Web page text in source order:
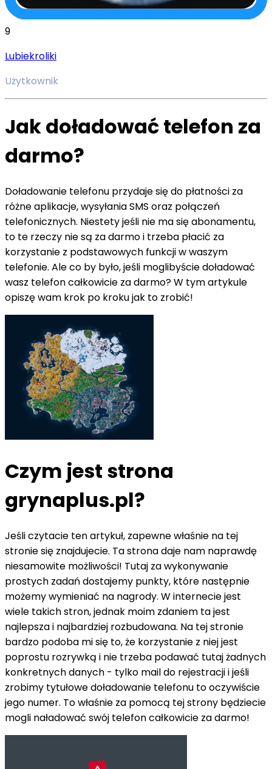
9
Lubiekroliki
Użytkownik
Jak doładować telefon za
darmo?
Doładowanie telefonu przydaje się do płatności za
różne aplikacje, wysyłania SMS oraz połączeń
telefonicznych. Niestety jeśli nie ma się abonamentu,
to te rzeczy nie są za darmo i trzeba płacić za
korzystanie z podstawowych funkcji w waszym
telefonie. Ale co by było, jeśli moglibyście doładować
wasz telefon całkowicie za darmo? W tym artykule
opiszę wam krok po kroku jak to zrobić!
Czym jest strona
grynaplus.pl?
Jeśli czytacie ten artykuł, zapewne właśnie na tej
stronie się znajdujecie. Ta strona daje nam naprawdę
niesamowite możliwości! Tutaj za wykonywanie
prostych zadań dostajemy punkty, które następnie
możemy wymieniać na nagrody. W internecie jest
wiele takich stron, jednak moim zdaniem ta jest
najlepsza i najbardziej rozbudowana. Na tej stronie
bardzo podoba mi się to, że korzystanie z niej jest
poprostu rozrywką i nie trzeba podawać tutaj żadnych
konkretnych danych - tylko mail do rejestracji i jeśli
zrobimy tytułowe doładowanie telefonu to oczywiście
jego numer. To właśnie za pomocą tej strony będziecie
mogli naładować swój telefon całkowicie za darmo!